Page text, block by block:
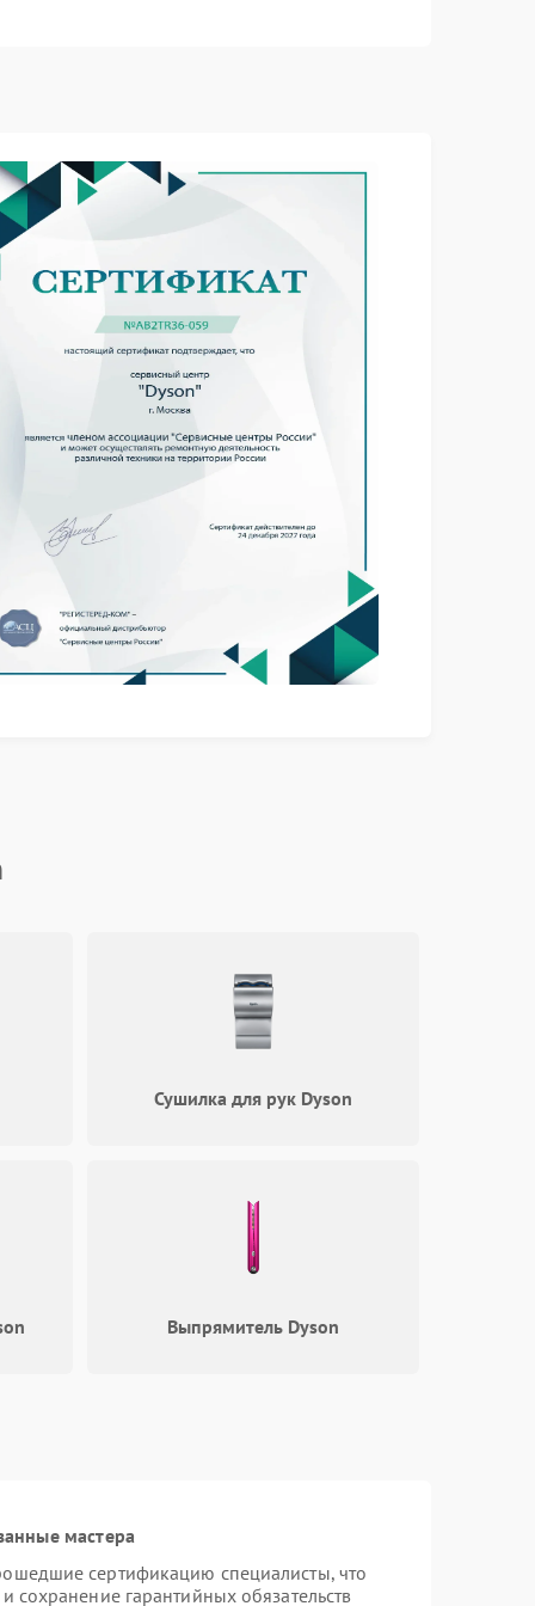
1000 ₽
1000 ₽ Подробнее →
1000 ₽ Подробнее →
1000 ₽ Подробнее →
1000 ₽ Подробнее →
Сушилка для рук Dyson
Выпрямитель Dyson
мастера
сертификацию специалисты, что
сохранение гарантийных обязательств